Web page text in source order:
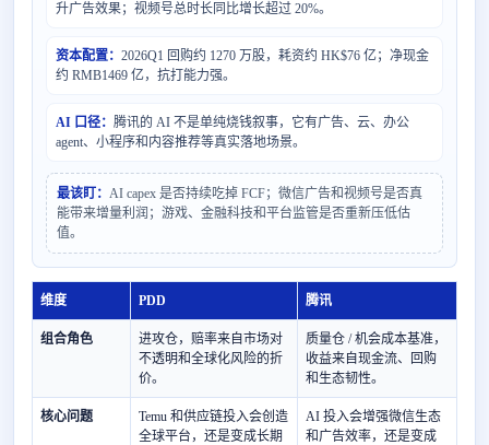
升广告效果；视频号总时长同比增长超过 20%。
资本配置： 2026Q1 回购约 1270 万股，耗资约 HK$76 亿；净现金
约 RMB1469 亿，抗打能力强。
AI 口径： 腾讯的 AI 不是单纯烧钱叙事，它有广告、云、办公
agent、小程序和内容推荐等真实落地场景。
最该盯： AI capex 是否持续吃掉 FCF；微信广告和视频号是否真
能带来增量利润；游戏、金融科技和平台监管是否重新压低估
值。
维度 PDD 腾讯
组合角色
进攻仓，赔率来自市场对
不透明和全球化风险的折
价。
质量仓 / 机会成本基准，
收益来自现金流、回购
和生态韧性。
核心问题
Temu 和供应链投入会创造
全球平台，还是变成长期
AI 投入会增强微信生态
和广告效率，还是变成